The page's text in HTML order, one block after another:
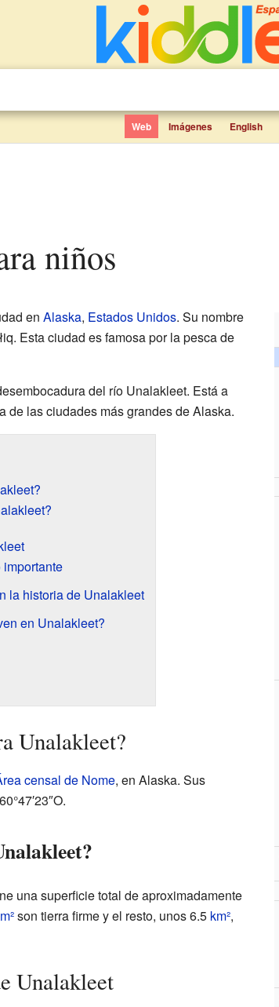
Web Imágenes English
niños
en Alaska, Estados Unidos. Su nombre
Esta ciudad es famosa por la pesca de
del río Unalakleet. Está a
de las ciudades más grandes de Alaska.
la historia de Unalakleet
en Unalakleet?
Unalakleet?
censal de Nome, en Alaska. Sus
una superficie total de aproximadamente
son tierra firme y el resto, unos 6.5 km²,
Unalakleet